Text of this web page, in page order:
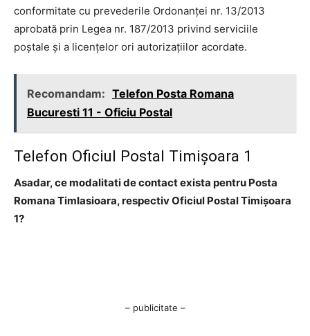
conformitate cu prevederile Ordonanţei nr. 13/2013
aprobată prin Legea nr. 187/2013 privind serviciile
poştale şi a licenţelor ori autorizaţiilor acordate.
Recomandam: Telefon Posta Romana
Bucuresti 11 - Oficiu Postal
Telefon Oficiul Postal Timişoara 1
Asadar, ce modalitati de contact exista pentru Posta
Romana TimIasioara, respectiv Oficiul Postal Timişoara
1?
– publicitate –